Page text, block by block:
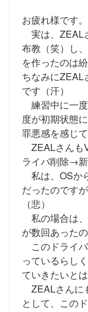
お疲れ様です。
実は、ZEAL
布教（笑）し
を作ったのは
ちなみにZEAL
です（汗）
練習中に一
度が初期状態
罪悪感を感じ
ZEALさんも
ライバ削除→新
私は、OSか
だったのです
（悲）
私の場合は
が数回あった
このドライ
っているらし
ていきたいと
ZEALさんに
として、この